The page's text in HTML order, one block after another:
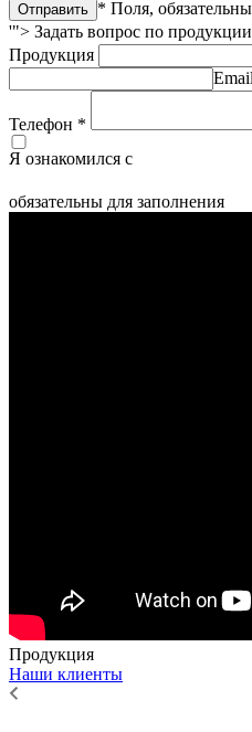
* Поля,
'"> Задать вопрос по продукции
Продукция
Телефон *
Я ознакомился с
обязательны для заполнения
Продукция
Наши клиенты